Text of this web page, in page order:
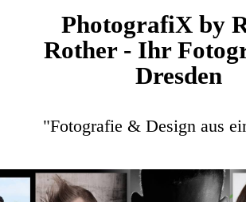
PhotografiX by
Rother - Ihr
Dresden
"Fotografie & Design aus